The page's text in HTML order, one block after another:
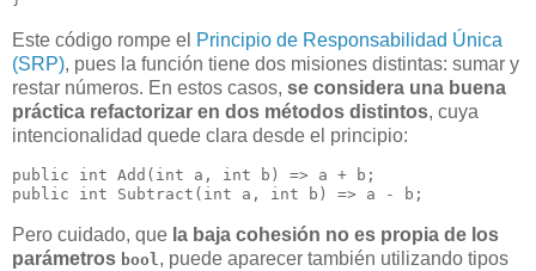
Este código rompe el Principio de Responsabilidad Única
(SRP), pues la función tiene dos misiones distintas: sumar y
restar números. En estos casos, se considera una buena
práctica refactorizar en dos métodos distintos, cuya
intencionalidad quede clara desde el principio:
public int Add(int a, int b) => a + b;
Pero cuidado, que la baja cohesión no es propia de los
parámetros bool, puede aparecer también utilizando tipos